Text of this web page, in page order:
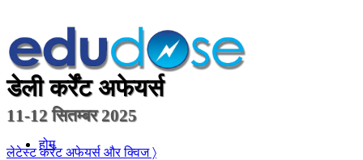
होम
डेली कर्रेंट अफेयर्स
11-12 सितम्बर 2025
लेटेस्ट कर्रेंट अफेयर्स और क्विज 〉